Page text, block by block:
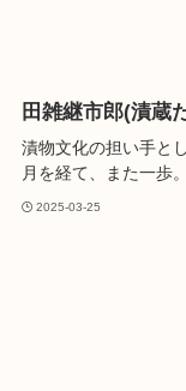
田雑継市郎(漬蔵
漬物文化の担い手と
月を経て、また一歩
2025-03-25